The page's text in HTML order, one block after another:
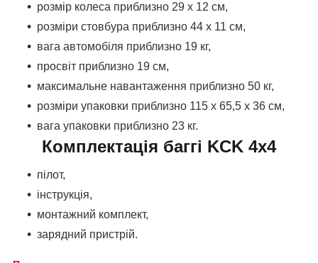
розмір колеса приблизно 29 х 12 см,
розміри стовбура приблизно 44 х 11 см,
вага автомобіля приблизно 19 кг,
просвіт приблизно 19 см,
максимальне навантаження приблизно 50 кг,
розміри упаковки приблизно 115 x 65,5 x 36 см,
вага упаковки приблизно 23 кг.
Комплектація баггі KCK 4x4
пілот,
інструкція,
монтажний комплект,
зарядний пристрій.